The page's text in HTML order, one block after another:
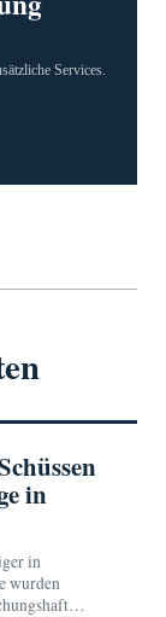
Services.
in
in
wurden